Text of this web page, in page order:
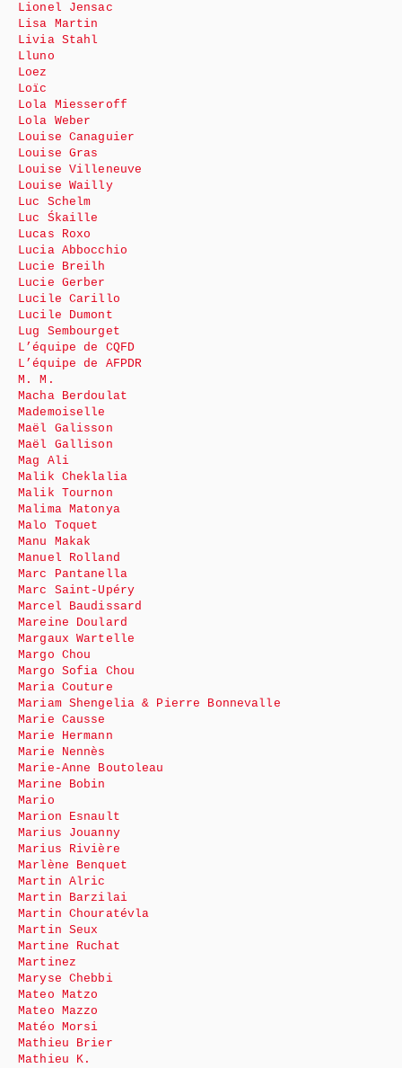
Lionel Jensac
Lisa Martin
Livia Stahl
Lluno
Loez
Loïc
Lola Miesseroff
Lola Weber
Louise Canaguier
Louise Gras
Louise Villeneuve
Louise Wailly
Luc Schelm
Luc Śkaille
Lucas Roxo
Lucia Abbocchio
Lucie Breilh
Lucie Gerber
Lucile Carillo
Lucile Dumont
Lug Sembourget
L’équipe de CQFD
L’équipe de AFPDR
M. M.
Macha Berdoulat
Mademoiselle
Maël Galisson
Maël Gallison
Mag Ali
Malik Cheklalia
Malik Tournon
Malima Matonya
Malo Toquet
Manu Makak
Manuel Rolland
Marc Pantanella
Marc Saint-Upéry
Marcel Baudissard
Mareine Doulard
Margaux Wartelle
Margo Chou
Margo Sofia Chou
Maria Couture
Mariam Shengelia & Pierre Bonnevalle
Marie Causse
Marie Hermann
Marie Nennès
Marie-Anne Boutoleau
Marine Bobin
Mario
Marion Esnault
Marius Jouanny
Marius Rivière
Marlène Benquet
Martin Alric
Martin Barzilai
Martin Chouratévla
Martin Seux
Martine Ruchat
Martinez
Maryse Chebbi
Mateo Matzo
Mateo Mazzo
Matéo Morsi
Mathieu Brier
Mathieu K.